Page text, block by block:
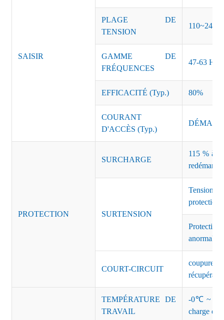
SAISIR
PLAGE DE
TENSION
110~240
GAMME DE
FRÉQUENCES
47-63 Hz
EFFICACITÉ (Typ.) 80%
COURANT
D'ACCÈS (Typ.)
PROTECTION
SURCHARGE
115 % à
SURTENSION
Tension
protection
anormales
COURT-CIRCUIT
coupure
TEMPÉRATURE DE
TRAVAIL
-0℃ ~
charge de